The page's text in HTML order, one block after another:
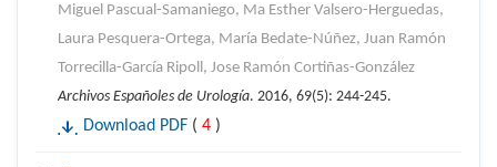
Miguel Pascual-Samaniego, Ma Esther Valsero-Herguedas,
Laura Pesquera-Ortega, María Bedate-Núñez, Juan Ramón
Torrecilla-García Ripoll, Jose Ramón Cortiñas-González
Archivos Españoles de Urología. 2016, 69(5): 244-245.
Download PDF ( 4 )